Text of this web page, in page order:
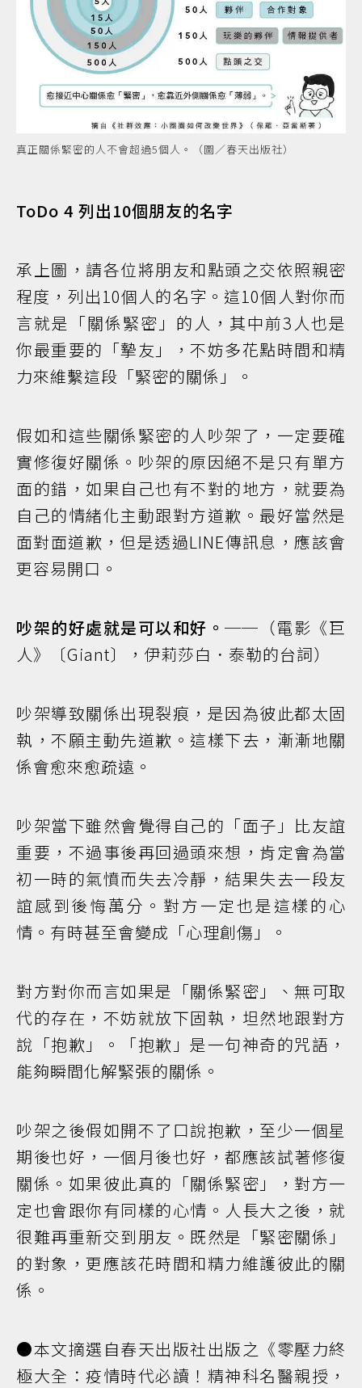
真正關係緊密的人不會超過5個人。（圖／春天出版社）
ToDo 4 列出10個朋友的名字
承上圖，請各位將朋友和點頭之交依照親密
程度，列出10個人的名字。這10個人對你而
言就是「關係緊密」的人，其中前3人也是
你最重要的「摯友」，不妨多花點時間和精
力來維繫這段「緊密的關係」。
假如和這些關係緊密的人吵架了，一定要確
實修復好關係。吵架的原因絕不是只有單方
面的錯，如果自己也有不對的地方，就要為
自己的情緒化主動跟對方道歉。最好當然是
面對面道歉，但是透過LINE傳訊息，應該會
更容易開口。
吵架的好處就是可以和好。──（電影《巨
人》〔Giant〕，伊莉莎白．泰勒的台詞）
吵架導致關係出現裂痕，是因為彼此都太固
執，不願主動先道歉。這樣下去，漸漸地關
係會愈來愈疏遠。
吵架當下雖然會覺得自己的「面子」比友誼
重要，不過事後再回過頭來想，肯定會為當
初一時的氣憤而失去冷靜，結果失去一段友
誼感到後悔萬分。對方一定也是這樣的心
情。有時甚至會變成「心理創傷」。
對方對你而言如果是「關係緊密」、無可取
代的存在，不妨就放下固執，坦然地跟對方
說「抱歉」。「抱歉」是一句神奇的咒語，
能夠瞬間化解緊張的關係。
吵架之後假如開不了口說抱歉，至少一個星
期後也好，一個月後也好，都應該試著修復
關係。如果彼此真的「關係緊密」，對方一
定也會跟你有同樣的心情。人長大之後，就
很難再重新交到朋友。既然是「緊密關係」
的對象，更應該花時間和精力維護彼此的關
係。
●本文摘選自春天出版社出版之《零壓力終
極大全：疫情時代必讀！精神科名醫親授，